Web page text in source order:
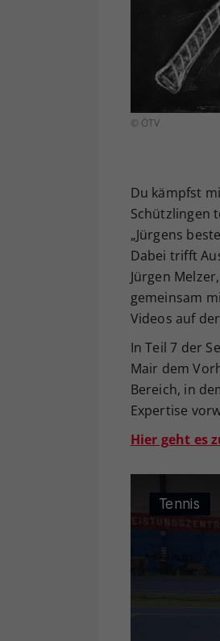
© ÖTV
Du kämpfst
Schützlingen
„Jürgens
Dabei trifft
Jürgen
gemeinsam
Videos auf
In Teil 7 der
Mair dem
Bereich, in
Expertise
Hier geht es